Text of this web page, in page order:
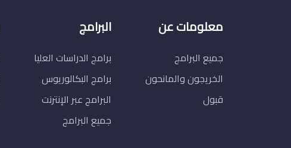
معلومات عن
جميع البرامج
الخريجون والمانحون
قبول
البرامج
برامج الدراسات العليا
برامج البكالوريوس
البرامج عبر الإنترنت
جميع البرامج